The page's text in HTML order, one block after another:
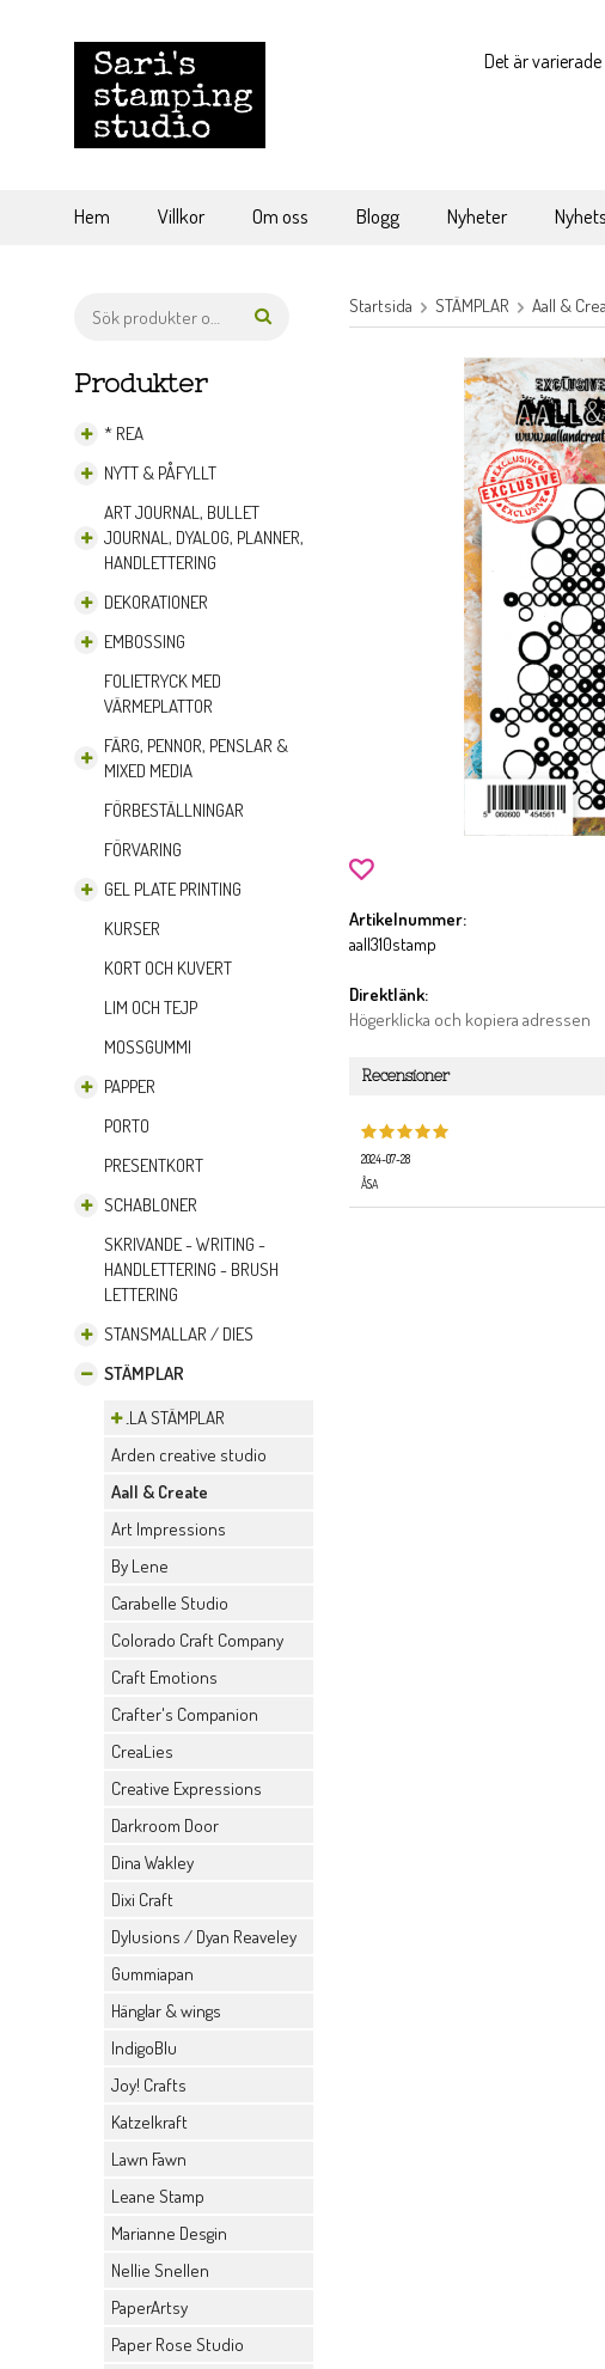
Det är
Hem Villkor Om oss Blogg Nyheter
Produkter
* REA
NYTT & PÅFYLLT
ART JOURNAL, BULLET
JOURNAL, DYALOG, PLANNER,
HANDLETTERING
DEKORATIONER
EMBOSSING
FOLIETRYCK MED
VÄRMEPLATTOR
FÄRG, PENNOR, PENSLAR &
MIXED MEDIA
FÖRBESTÄLLNINGAR
FÖRVARING
GEL PLATE PRINTING
KURSER
KORT OCH KUVERT
LIM OCH TEJP
MOSSGUMMI
PAPPER
PORTO
PRESENTKORT
SCHABLONER
SKRIVANDE - WRITING -
HANDLETTERING - BRUSH
LETTERING
STANSMALLAR / DIES
STÄMPLAR
ALLA STÄMPLAR
Arden creative studio
Aall & Create
Art Impressions
By Lene
Carabelle Studio
Colorado Craft Company
Craft Emotions
Crafter's Companion
CreaLies
Creative Expressions
Darkroom Door
Dina Wakley
Dixi Craft
Dylusions / Dyan Reaveley
Gummiapan
Hänglar & wings
IndigoBlu
Joy! Crafts
Katzelkraft
Lawn Fawn
Leane Stamp
Marianne Desgin
Nellie Snellen
PaperArtsy
Paper Rose Studio
Startsida STÄMPLAR Aall &
Artikelnummer:
aall310stamp
Direktlänk:
Högerklicka och kopiera adressen
Recensioner
2024-07-28
ÅSA